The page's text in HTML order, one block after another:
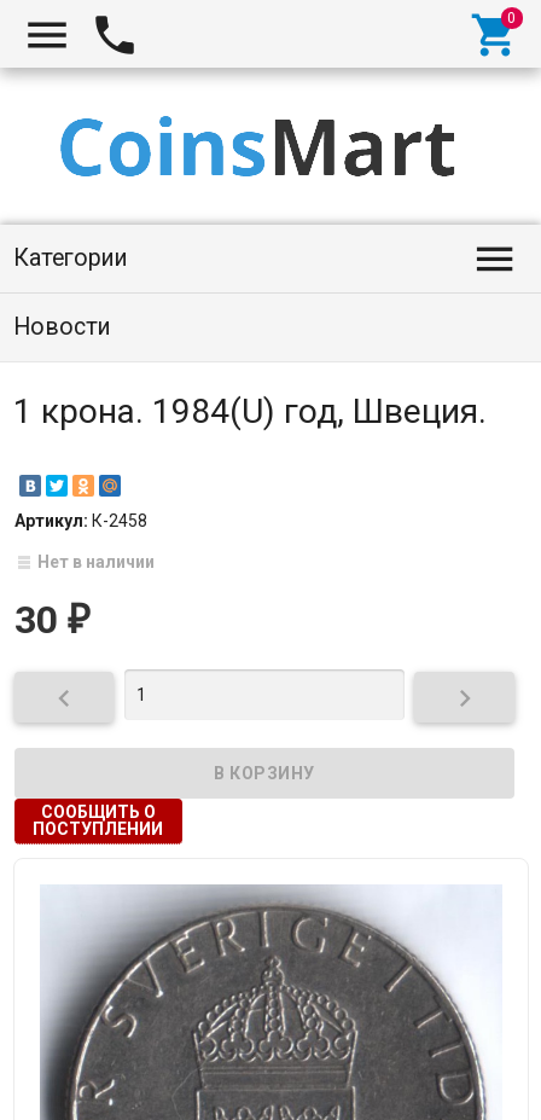
  
Категории 
Новости
1 крона. 1984(U) год, Швеция.
Артикул: К-2458
Нет в наличии
30 ₽
 
СООБЩИТЬ О
ПОСТУПЛЕНИИ